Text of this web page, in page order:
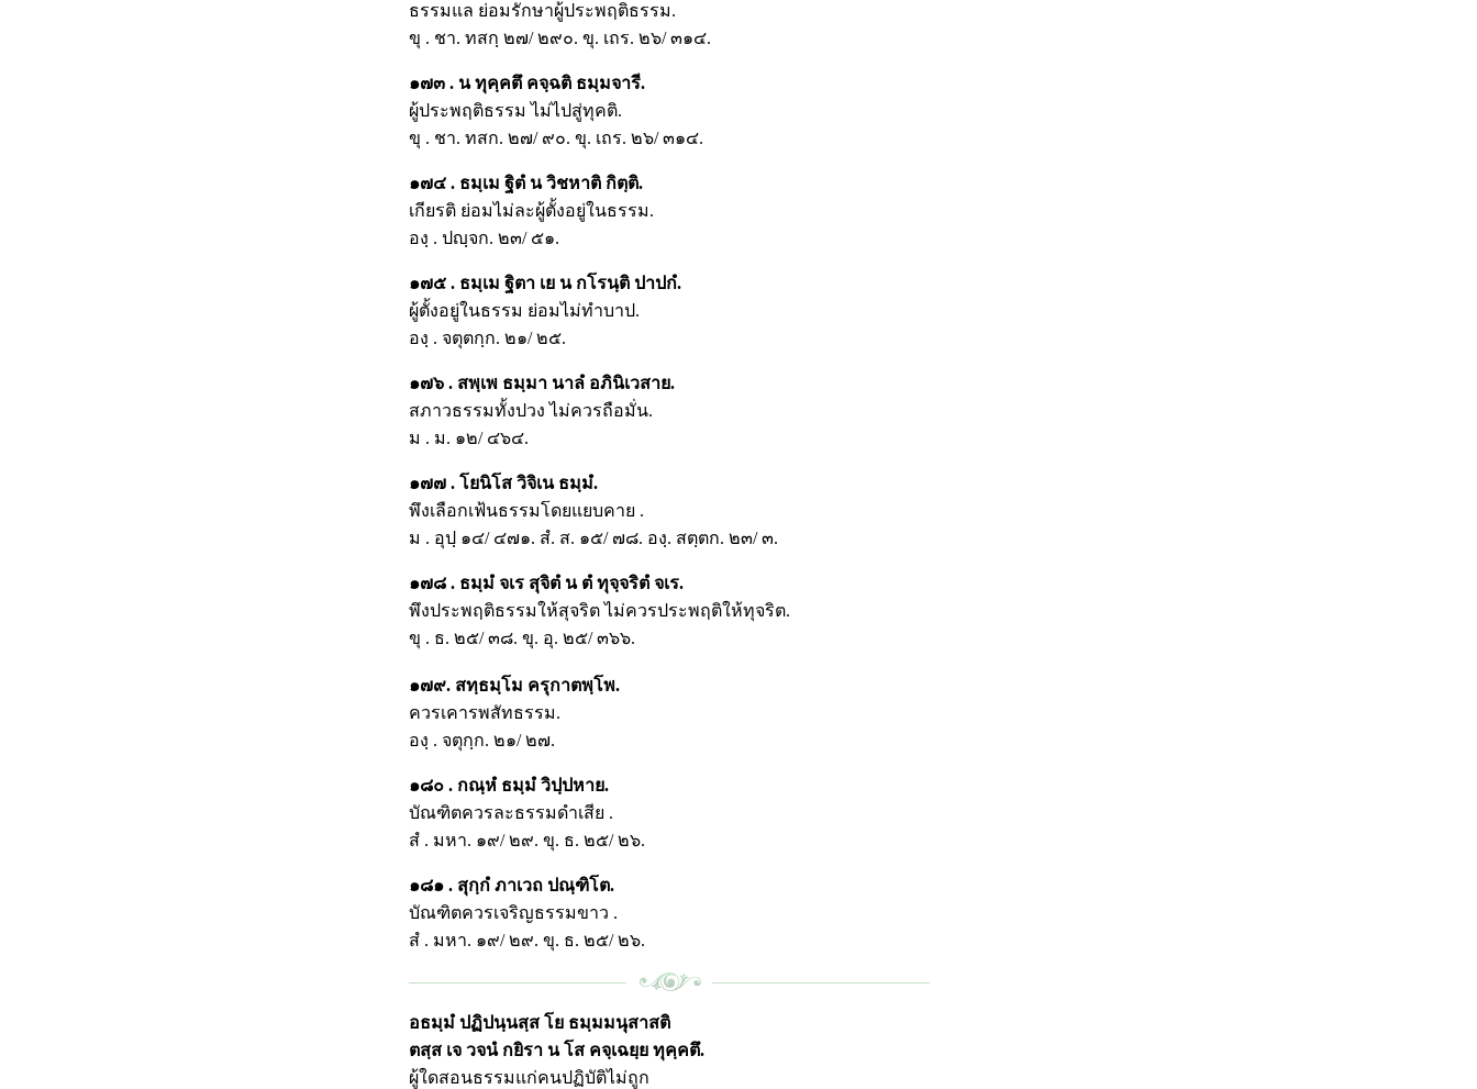
ธรรมแล ย่อมรักษาผู้ประพฤติธรรม.
ขุ . ชา. ทสกฺ ๒๗/ ๒๙๐. ขุ. เถร. ๒๖/ ๓๑๔.
๑๗๓ . น ทุคฺคตึ คจฺฉติ ธมฺมจารี.
ผู้ประพฤติธรรม ไม่ไปสู่ทุคติ.
ขุ . ชา. ทสก. ๒๗/ ๙๐. ขุ. เถร. ๒๖/ ๓๑๔.
๑๗๔ . ธมฺเม ฐิตํ น วิชหาติ กิตฺติ.
เกียรติ ย่อมไม่ละผู้ตั้งอยู่ในธรรม.
องฺ . ปญฺจก. ๒๓/ ๕๑.
๑๗๕ . ธมฺเม ฐิตา เย น กโรนฺติ ปาปกํ.
ผู้ตั้งอยู่ในธรรม ย่อมไม่ทำบาป.
องฺ . จตุตกฺก. ๒๑/ ๒๕.
๑๗๖ . สพฺเพ ธมฺมา นาลํ อภินิเวสาย.
สภาวธรรมทั้งปวง ไม่ควรถือมั่น.
ม . ม. ๑๒/ ๔๖๔.
๑๗๗ . โยนิโส วิจิเน ธมฺมํ.
พึงเลือกเฟ้นธรรมโดยแยบคาย .
ม . อุปฺ ๑๔/ ๔๗๑. สํ. ส. ๑๕/ ๗๘. องฺ. สตฺตก. ๒๓/ ๓.
๑๗๘ . ธมฺมํ จเร สุจิตํ น ตํ ทุจฺจริตํ จเร.
พึงประพฤติธรรมให้สุจริต ไม่ควรประพฤติให้ทุจริต.
ขุ . ธ. ๒๕/ ๓๘. ขุ. อุ. ๒๕/ ๓๖๖.
๑๗๙. สทฺธมฺโม ครุกาตพฺโพ.
ควรเคารพสัทธรรม.
องฺ . จตุกฺก. ๒๑/ ๒๗.
๑๘๐ . กณฺหํ ธมฺมํ วิปฺปหาย.
บัณฑิตควรละธรรมดำเสีย .
สํ . มหา. ๑๙/ ๒๙. ขุ. ธ. ๒๕/ ๒๖.
๑๘๑ . สุกฺกํ ภาเวถ ปณฺฑิโต.
บัณฑิตควรเจริญธรรมขาว .
สํ . มหา. ๑๙/ ๒๙. ขุ. ธ. ๒๕/ ๒๖.
อธมฺมํปฏิปนฺนสฺส โย ธมฺมมนุสาสติ
ตสฺสเจ วจนํ กยิรา น โส คจฺเฉยฺย ทุคฺคตึ.
ผู้ใดสอนธรรมแก่คนปฏิบัติไม่ถูก